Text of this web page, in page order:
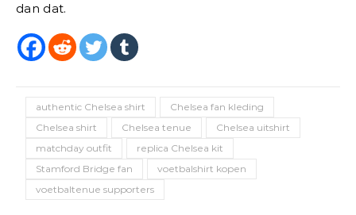
dan dat.
authentic Chelsea shirt
Chelsea fan kleding
Chelsea shirt
Chelsea tenue
Chelsea uitshirt
matchday outfit
replica Chelsea kit
Stamford Bridge fan
voetbalshirt kopen
voetbaltenue supporters